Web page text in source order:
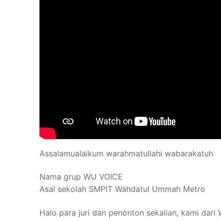
Assalamualaikum warahmatullahi wabarakatuh
Nama grup WU VOICE
Asal sekolah SMPIT Wahdatul Ummah Metro
Halo para juri dan penonton sekalian, kami dari